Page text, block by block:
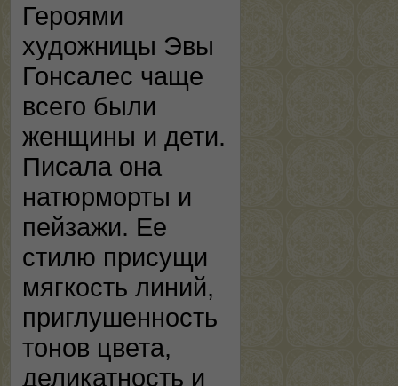
Героями
художницы Эвы
Гонсалес чаще
всего были
женщины и дети.
Писала она
натюрморты и
пейзажи. Ее
стилю присущи
мягкость линий,
приглушенность
тонов цвета,
деликатность и